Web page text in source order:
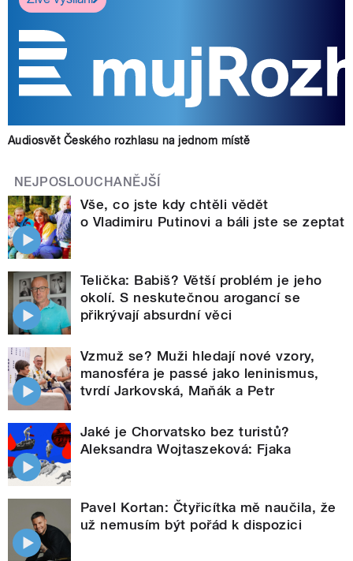
Audiosvět Českého rozhlasu na jednom místě
NEJPOSLOUCHANĚJŠÍ
Vše, co jste kdy chtěli vědět
o Vladimiru Putinovi a báli jste se zeptat
Telička: Babiš? Větší problém je jeho
okolí. S neskutečnou arogancí se
přikrývají absurdní věci
Vzmuž se? Muži hledají nové vzory,
manosféra je passé jako leninismus,
tvrdí Jarkovská, Maňák a Petr
Jaké je Chorvatsko bez turistů?
Aleksandra Wojtaszeková: Fjaka
Pavel Kortan: Čtyřicítka mě naučila, že
už nemusím být pořád k dispozici